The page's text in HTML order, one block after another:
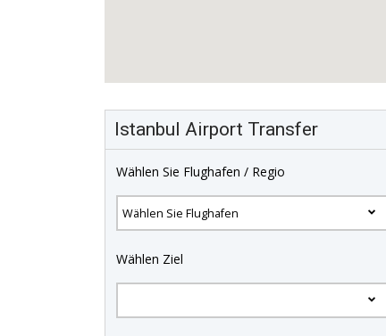
Istanbul Airport Transfer
Wählen Sie Flughafen / Regio
Wählen Ziel